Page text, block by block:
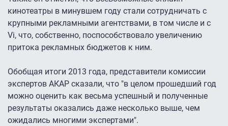
кинотеатры в минувшем году стали сотрудничать с
крупными рекламными агентствами, в том числе и с
Vi, что, собственно, поспособствовало увеличению
притока рекламных бюджетов к ним.
Обобщая итоги 2013 года, представители комиссии
экспертов АКАР сказали, что "в целом прошедший год
можно оценить как весьма успешный и полученные
результаты оказались даже несколько выше, чем
ожидались многими экспертами".